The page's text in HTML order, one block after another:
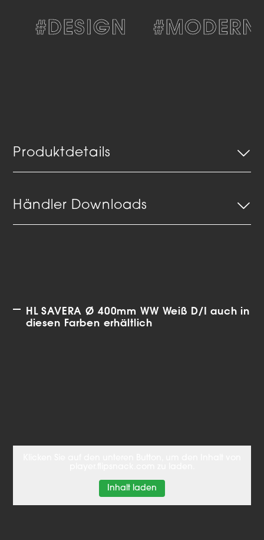
#DESIGN #MODERN
Produktdetails
Händler Downloads
HL SAVERA Ø 400mm WW Weiß D/I auch in
diesen Farben erhältlich
Inhalt laden